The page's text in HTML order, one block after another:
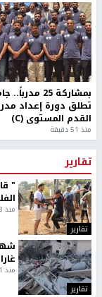
بمشاركة 25
تطلق دورة إعداد
القدم المستوى (C)
منذ 51 دقيقة
تقارير
تقارير
"
منذ 8 ثواني
تقارير
منذ 11 ثانية